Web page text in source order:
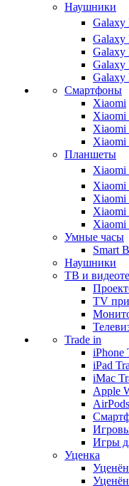
Наушники
Galaxy
Galaxy
Galaxy
Galaxy
Galaxy
Смартфоны
Xiaomi
Xiaomi
Xiaomi
Xiaomi
Планшеты
Xiaomi
Xiaomi
Xiaomi
Xiaomi
Xiaomi
Умные часы
Smart
Наушники
ТВ и
TV
Trade in
iPhone
iPad
iMac
Apple
Игры
Уценка